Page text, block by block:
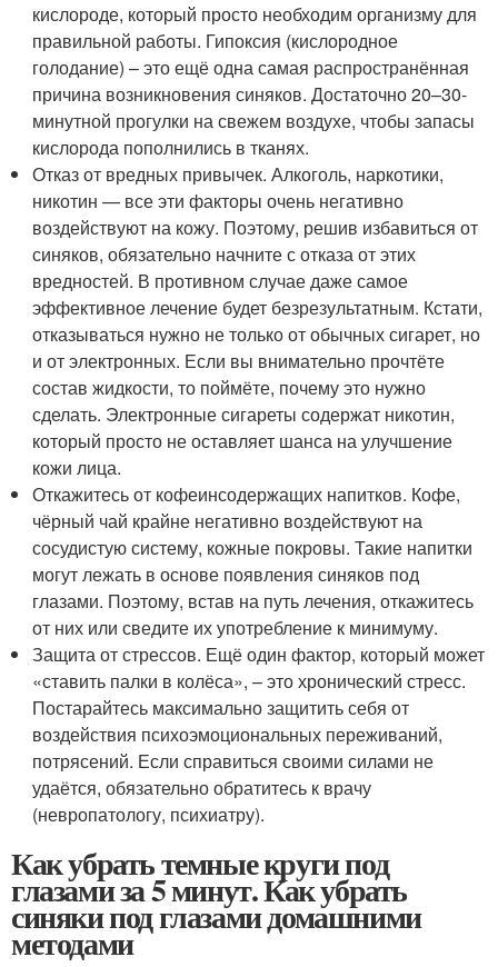
кислороде, который просто необходим организму для
правильной работы. Гипоксия (кислородное
голодание) – это ещё одна самая распространённая
причина возникновения синяков. Достаточно 20–30-
минутной прогулки на свежем воздухе, чтобы запасы
кислорода пополнились в тканях.
Отказ от вредных привычек. Алкоголь, наркотики,
никотин — все эти факторы очень негативно
воздействуют на кожу. Поэтому, решив избавиться от
синяков, обязательно начните с отказа от этих
вредностей. В противном случае даже самое
эффективное лечение будет безрезультатным. Кстати,
отказываться нужно не только от обычных сигарет, но
и от электронных. Если вы внимательно прочтёте
состав жидкости, то поймёте, почему это нужно
сделать. Электронные сигареты содержат никотин,
который просто не оставляет шанса на улучшение
кожи лица.
Откажитесь от кофеинсодержащих напитков. Кофе,
чёрный чай крайне негативно воздействуют на
сосудистую систему, кожные покровы. Такие напитки
могут лежать в основе появления синяков под
глазами. Поэтому, встав на путь лечения, откажитесь
от них или сведите их употребление к минимуму.
Защита от стрессов. Ещё один фактор, который может
«ставить палки в колёса», – это хронический стресс.
Постарайтесь максимально защитить себя от
воздействия психоэмоциональных переживаний,
потрясений. Если справиться своими силами не
удаётся, обязательно обратитесь к врачу
(невропатологу, психиатру).
Как убрать темные круги под
глазами за 5 минут. Как убрать
синяки под глазами домашними
методами